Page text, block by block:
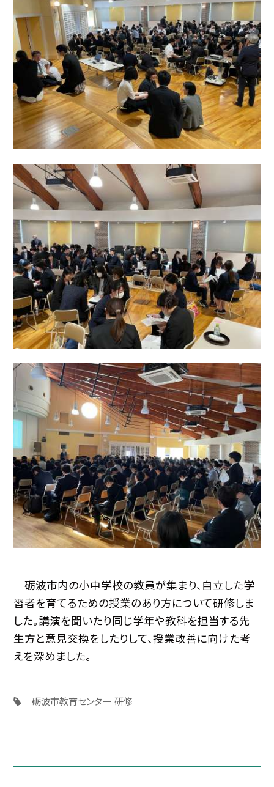
砺波市内の小中学校の教員が集まり、自立した学
習者を育てるための授業のあり方について研修しま
した。講演を聞いたり同じ学年や教科を担当する先
生方と意見交換をしたりして、授業改善に向けた考
えを深めました。
砺波市教育センター 研修